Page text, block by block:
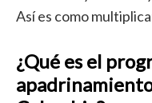
Así es como
¿Qué es el